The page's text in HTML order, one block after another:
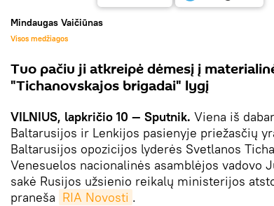
Mindaugas Vaičiūnas
Visos medžiagos
Tuo pačiu ji atkreipė dėmesį į
"Tichanovskajos brigadai" lygį
VILNIUS, lapkričio 10 — Sputnik. Viena iš
Baltarusijos ir Lenkijos pasienyje priežasčių
Baltarusijos opozicijos lyderės Svetlanos
Venesuelos nacionalinės asamblėjos vadovo
sakė Rusijos užsienio reikalų ministerijos
praneša RIA Novosti .